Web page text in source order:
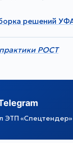
решений
РОСТ
ЭТП